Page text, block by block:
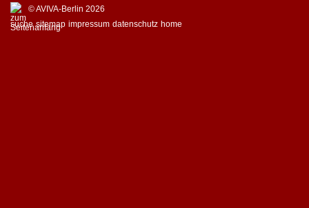
© AVIVA-Berlin 2026
suche sitemap impressum datenschutz home